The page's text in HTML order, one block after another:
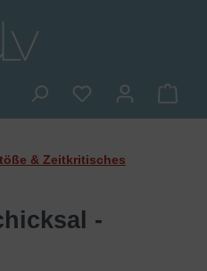
Du hast 0
& Zeitkritisches
-